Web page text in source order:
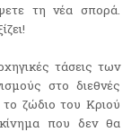
τη νέα σπορά.
τάσεις των
στο διεθνές
ζώδιο του Κριού
που δεν θα